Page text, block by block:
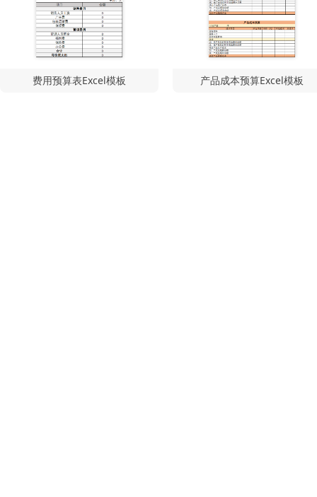
费用预算表Excel模板 产品成本预算Excel模板